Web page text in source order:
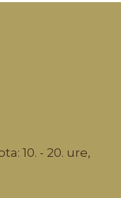
10. - 20. ure,